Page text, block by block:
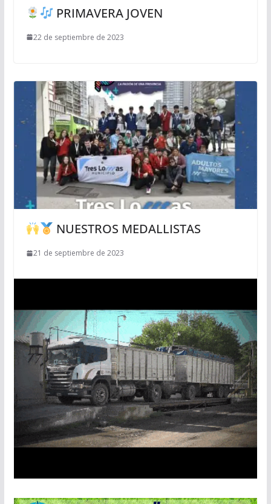
PRIMAVERA JOVEN
22 de septiembre de 2023
NUESTROS MEDALLISTAS
21 de septiembre de 2023